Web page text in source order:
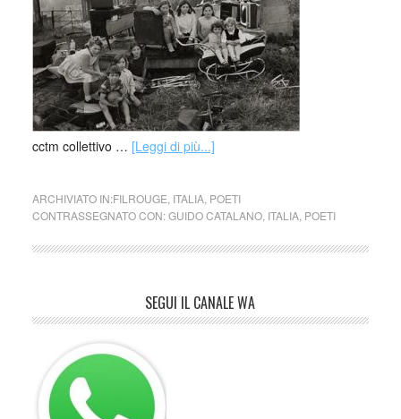
cctm collettivo … [Leggi di più...]
ARCHIVIATO IN:FILROUGE ITALIA, POETI
CONTRASSEGNATO CON:GUIDO CATALANO, ITALIA, POETI
SEGUI IL CANALE WA